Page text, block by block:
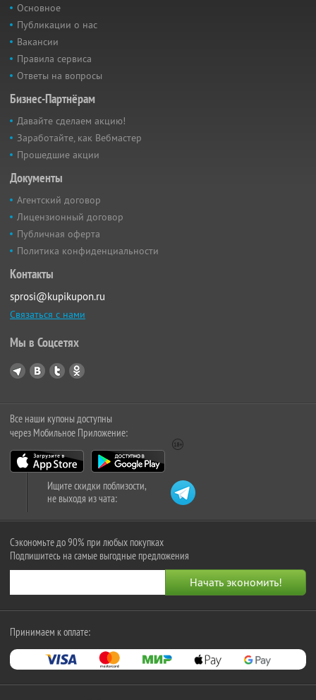
Основное
Публикации о нас
Вакансии
Правила сервиса
Ответы на вопросы
Бизнес-Партнёрам
Давайте сделаем акцию!
Заработайте, как Вебмастер
Прошедшие акции
Документы
Агентский договор
Лицензионный договор
Публичная оферта
Политика конфиденциальности
Контакты
sprosi@kupikupon.ru
Связаться с нами
Мы в Соцсетях
Все наши купоны доступны
через Мобильное Приложение:
Ищите скидки поблизости,
не выходя из чата:
Сэкономьте до 90% при любых покупках
Подпишитесь на самые выгодные предложения
Принимаем к оплате: